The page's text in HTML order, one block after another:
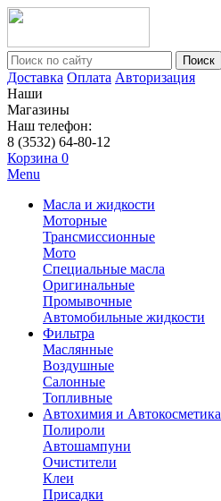
Поиск
Доставка Оплата Авторизация
Наши
Магазины
Наш телефон:
8 (3532) 64-80-12
Корзина 0
Menu
Масла и жидкости
Моторные
Трансмиссионные
Мото
Специальные масла
Оригинальные
Промывочные
Автомобильные жидкости
Фильтра
Маслянные
Воздушные
Салонные
Топливные
Автохимия и Автокосметика
Полироли
Автошампуни
Очистители
Клеи
Присадки